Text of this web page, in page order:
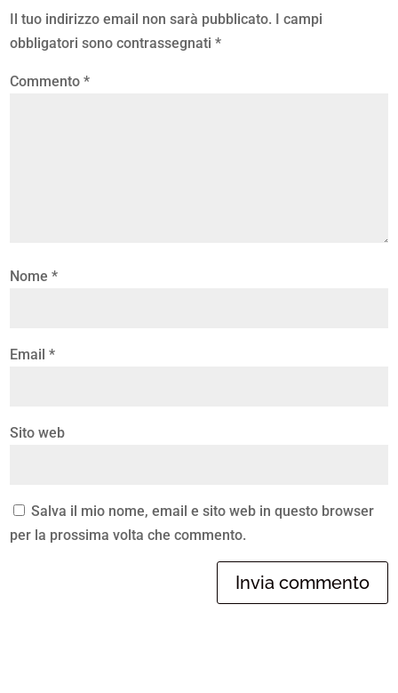
Il tuo indirizzo email non sarà pubblicato.
I campi
obbligatori sono contrassegnati*
Commento*
Nome*
Email*
Sito web
Salva il mio nome, email e sito web in questo browser
per la prossima volta che commento.